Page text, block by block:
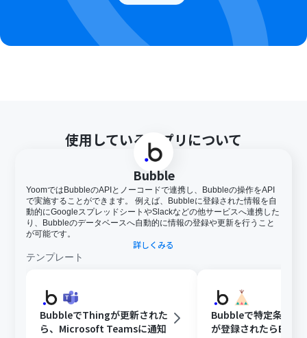
使用しているアプリについて
Bubble
YoomではBubbleのAPIとノーコードで連携し、Bubbleの操作をAPI
で実施することができます。 例えば、Bubbleに登録された情報を自
動的にGoogleスプレッドシートやSlackなどの他サービスへ連携した
り、Bubbleのデータベースへ自動的に情報の登録や更新を行うこと
が可能です。
詳しくみる
テンプレート
BubbleでThingが更新された
ら、Microsoft Teamsに通知
Bubbleで特定条件に
が登録されたらBASE